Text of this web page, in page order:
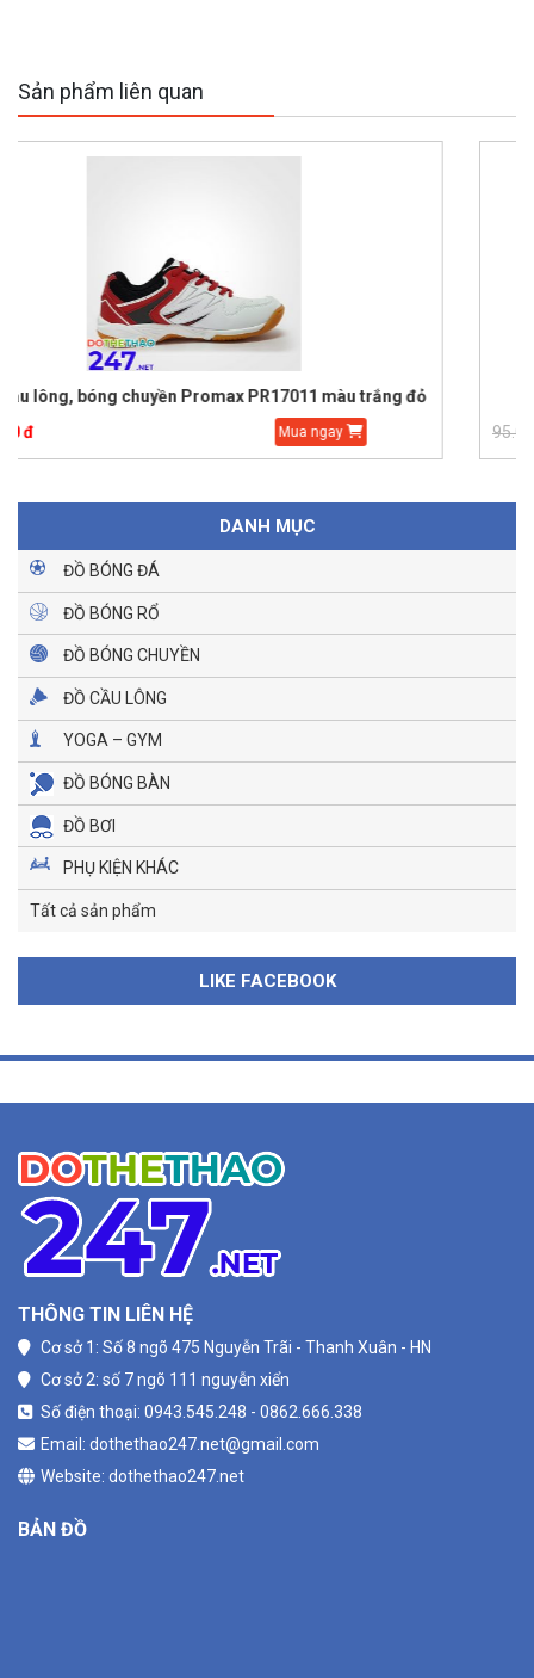
Sản phẩm liên quan
đỏ
Quả bóng chuyền hơi A Huy 200g
Mua ngay
DANH MỤC
ĐỒ BÓNG ĐÁ
ĐỒ BÓNG RỔ
ĐỒ BÓNG CHUYỀN
ĐỒ CẦU LÔNG
YOGA – GYM
ĐỒ BÓNG BÀN
ĐỒ BƠI
PHỤ KIỆN KHÁC
Tất cả sản phẩm
LIKE FACEBOOK
THÔNG TIN LIÊN HỆ
Cơ sở 1: Số 8 ngõ 475 Nguyễn Trãi - Thanh Xuân - HN
Cơ sở 2: số 7 ngõ 111 nguyễn xiển
Số điện thoại: 0943.545.248 - 0862.666.338
Email: dothethao247.net@gmail.com
Website: dothethao247.net
BẢN ĐỒ